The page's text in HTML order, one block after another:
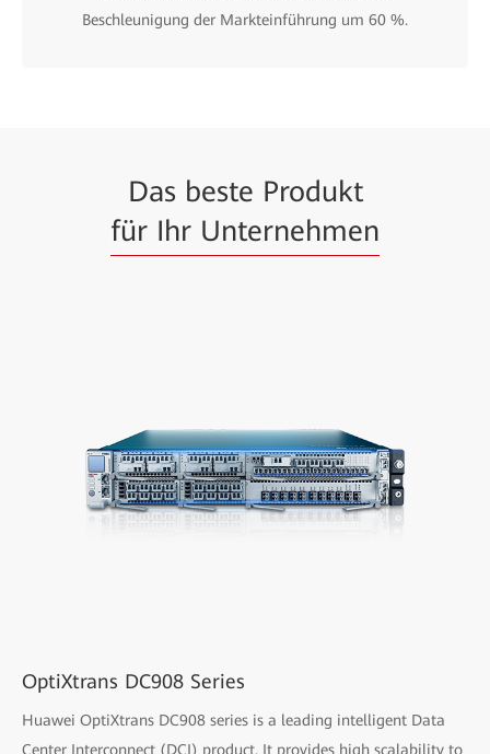
Beschleunigung der Markteinführung um 60 %.
Das beste Produkt
für Ihr Unternehmen
OptiXtrans DC908 Series
Huawei OptiXtrans DC908 series is a leading intelligent Data
Center Interconnect (DCI) product. It provides high scalability to